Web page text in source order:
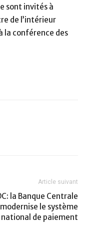
sont invités à
de l’intérieur
la conférence des
Article suivant
la Banque Centrale
modernise le système
national de paiement